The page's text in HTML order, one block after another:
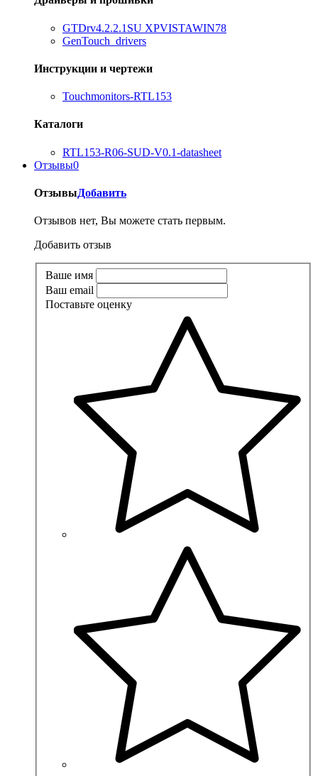
GTDrv4.2.2.1SU XPVISTAWIN78
GenTouch_drivers
Инструкции и чертежи
Touchmonitors-RTL153
Каталоги
RTL153-R06-SUD-V0.1-datasheet
Отзывы0
ОтзывыДобавить
Отзывов нет, Вы можете стать первым.
Добавить отзыв
Ваше имя
Ваш email
Поставьте оценку